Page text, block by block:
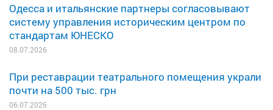
Одесса и итальянские партнеры согласовывают
систему управления историческим центром по
стандартам ЮНЕСКО
08.07.2026
При реставрации театрального помещения украли
почти на 500 тыс. грн
06.07.2026